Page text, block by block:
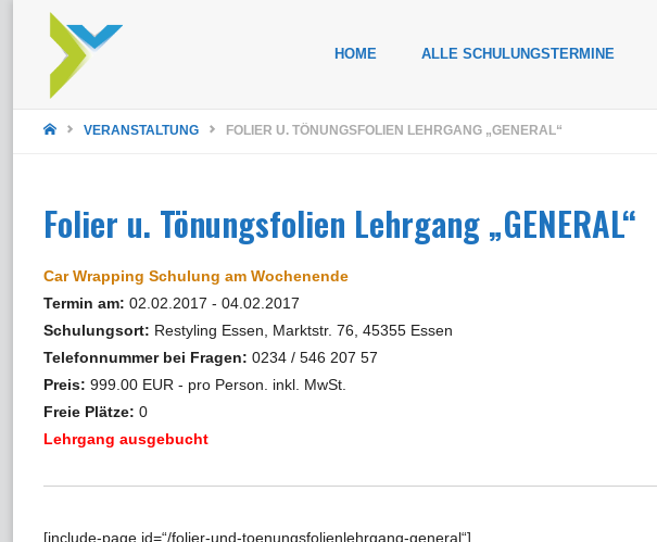
springen
HOME ALLE SCHULUNGSTERMINE
STARTSEITE
VERANSTALTUNG FOLIER U. TÖNUNGSFOLIEN LEHRGANG „GENERAL“
Folier u. Tönungsfolien Lehrgang „GENERAL“
Car Wrapping Schulung am Wochenende
Termin am: 02.02.2017 - 04.02.2017
Schulungsort: Restyling Essen, Marktstr. 76, 45355 Essen
Telefonnummer bei Fragen: 0234 / 546 207 57
Preis: 999.00 EUR - pro Person. inkl. MwSt.
Freie Plätze: 0
Lehrgang ausgebucht
[include-page id=“/folier-und-toenungsfolienlehrgang-general“]